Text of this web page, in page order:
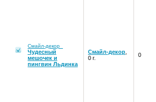
Смайл-декор
Чудесный
мешочек и
пингвин Льдинка
Смайл-декор
0 г.
0